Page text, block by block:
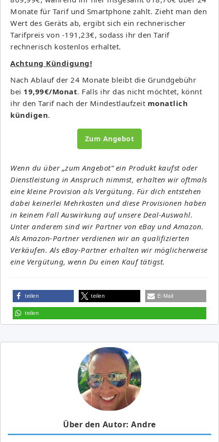
Monate für Tarif und Smartphone zahlt. Zieht man den
Wert des Geräts ab, ergibt sich ein rechnerischer
Tarifpreis von -191,23€, sodass ihr den Tarif
rechnerisch kostenlos erhaltet.
Achtung Kündigung!
Nach Ablauf der 24 Monate bleibt die Grundgebühr
bei 19,99€/Monat. Falls ihr das nicht möchtet, könnt
ihr den Tarif nach der Mindestlaufzeit monatlich
kündigen.
Zum Angebot
Wenn du über „zum Angebot“ ein Produkt kaufst oder
Dienstleistung in Anspruch nimmst, erhalten wir oftmals
eine kleine Provision als Vergütung. Für dich entstehen
dabei keinerlei Mehrkosten und diese Provisionen haben
in keinem Fall Auswirkung auf unsere Deal-Auswahl.
Unter anderem sind wir Partner von eBay und Amazon.
Als Amazon-Partner verdienen wir an qualifizierten
Verkäufen. Als eBay-Partner erhalten wir möglicherweise
eine Vergütung, wenn Du einen Kauf tätigst.
teilen teilen E-Mail
teilen
Über den Autor: Andre